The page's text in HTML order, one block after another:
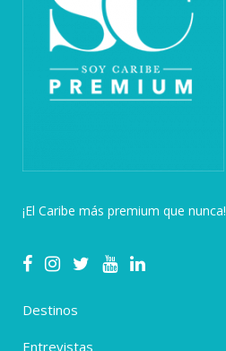
¡El Caribe más premium que nunca!
Destinos
Entrevistas